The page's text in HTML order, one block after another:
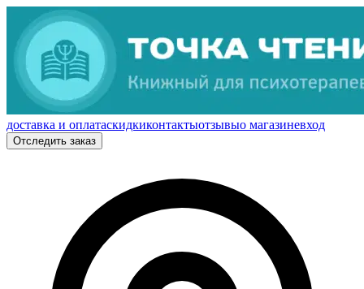
доставка и оплатаскидкиконтактыотзывыо магазиневход
Отследить заказ